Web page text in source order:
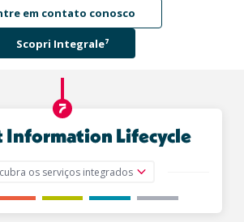
em contato conosco
Scopri Integrale⁷
Information Lifecycle
os serviços integrados